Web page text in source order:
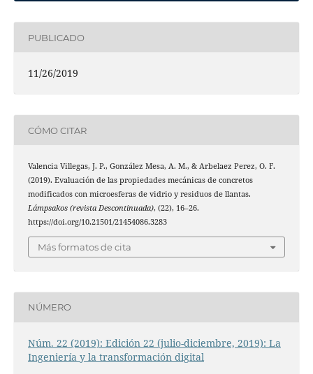
PUBLICADO
11/26/2019
CÓMO CITAR
Valencia Villegas, J. P., González Mesa, A. M., & Arbelaez Perez, O. F.
(2019). Evaluación de las propiedades mecánicas de concretos
modificados con microesferas de vidrio y residuos de llantas.
Lámpsakos (revista Descontinuada), (22), 16–26.
https://doi.org/10.21501/21454086.3283
Más formatos de cita
NÚMERO
Núm. 22 (2019): Edición 22 (julio-diciembre, 2019): La
Ingeniería y la transformación digital